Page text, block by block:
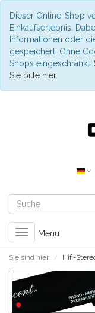
Dieser Online-Shop
Einkaufserlebnis.
Informationen oder
gespeichert. Ohne
Shops eingeschränkt.
Sie bitte hier.
Toggle
navigation
Menü
Sie sind hier: Hifi-